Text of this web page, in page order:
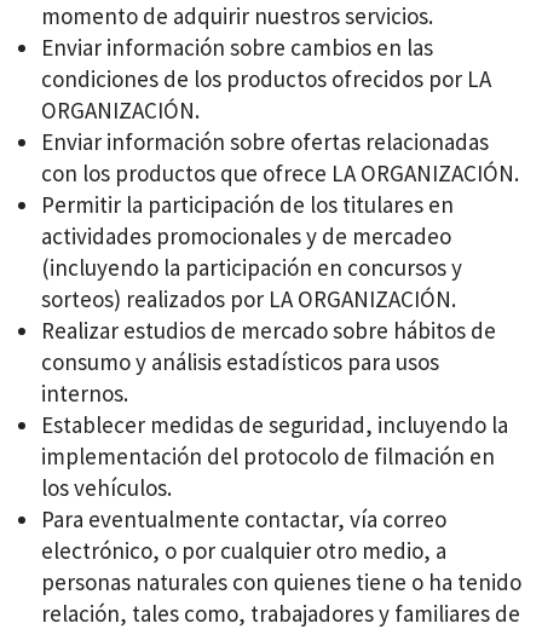
momento de adquirir nuestros servicios.
Enviar información sobre cambios en las
condiciones de los productos ofrecidos por LA
ORGANIZACIÓN.
Enviar información sobre ofertas relacionadas
con los productos que ofrece LA ORGANIZACIÓN.
Permitir la participación de los titulares en
actividades promocionales y de mercadeo
(incluyendo la participación en concursos y
sorteos) realizados por LA ORGANIZACIÓN.
Realizar estudios de mercado sobre hábitos de
consumo y análisis estadísticos para usos
internos.
Establecer medidas de seguridad, incluyendo la
implementación del protocolo de filmación en
los vehículos.
Para eventualmente contactar, vía correo
electrónico, o por cualquier otro medio, a
personas naturales con quienes tiene o ha tenido
relación, tales como, trabajadores y familiares de